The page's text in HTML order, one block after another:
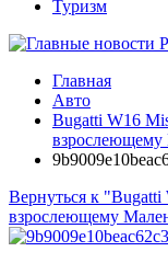
Туризм
Главная
Авто
Bugatti W16
Вернуться к "Bugatti
взрослеющему